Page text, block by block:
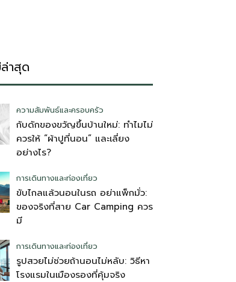
าสุด
ความสัมพันธ์และครอบครัว
กับดักของขวัญขึ้นบ้านใหม่: ทำไมไม่
ควรให้ “ผ้าปูที่นอน” และเลี่ยง
อย่างไร?
การเดินทางและท่องเที่ยว
ขับไกลแล้วนอนในรถ อย่าแพ็กมั่ว:
ของจริงที่สาย Car Camping ควร
มี
การเดินทางและท่องเที่ยว
รูปสวยไม่ช่วยถ้านอนไม่หลับ: วิธีหา
โรงแรมในเมืองรองที่คุ้มจริง